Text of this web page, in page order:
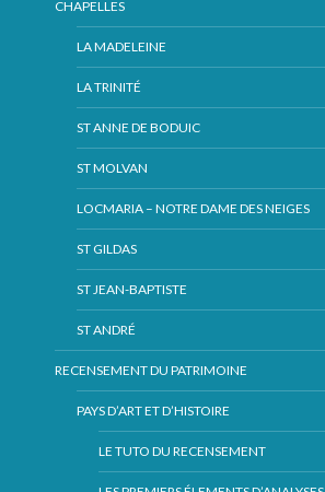
CHAPELLES
LA MADELEINE
LA TRINITÉ
ST ANNE DE BODUIC
ST MOLVAN
LOCMARIA – NOTRE DAME DES NEIGES
ST GILDAS
ST JEAN-BAPTISTE
ST ANDRÉ
RECENSEMENT DU PATRIMOINE
PAYS D’ART ET D’HISTOIRE
LE TUTO DU RECENSEMENT